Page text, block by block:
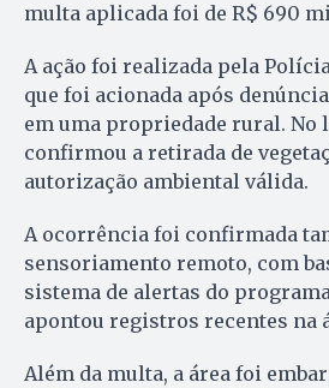
multa aplicada foi de R$ 690
A ação foi realizada pela
que foi acionada após
em uma propriedade rural. No
confirmou a retirada de
autorização ambiental válida.
A ocorrência foi confirmada
sensoriamento remoto, com
sistema de alertas do
apontou registros recentes na
Além da multa, a área foi